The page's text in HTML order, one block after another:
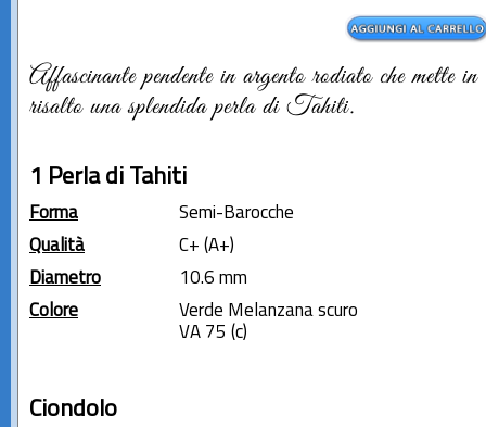
Affascinante pendente in argento rodiato che mette in
risalto una splendida perla di Tahiti.
1 Perla di Tahiti
Forma
Semi-Barocche
Qualità
C+ (A+)
Diametro
10.6 mm
Colore
Verde Melanzana scuro
VA 75 (c)
Ciondolo